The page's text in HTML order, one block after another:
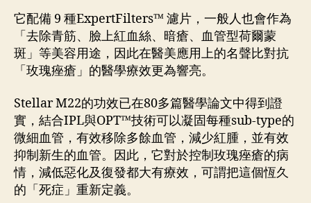
它配備 9 種ExpertFilters™ 濾片，一般人也會作為
「去除青筋、臉上紅血絲、暗瘡、血管型荷爾蒙
斑」等美容用途，因此在醫美應用上的名聲比對抗
「玫瑰痤瘡」的醫學療效更為響亮。
Stellar M22的功效已在80多篇醫學論文中得到證
實，結合IPL與OPT™技術可以凝固每種sub-type的
微細血管，有效移除多餘血管，減少紅腫，並有效
抑制新生的血管。因此，它對於控制玫瑰痤瘡的病
情，減低惡化及復發都大有療效，可謂把這個恆久
的「死症」重新定義。